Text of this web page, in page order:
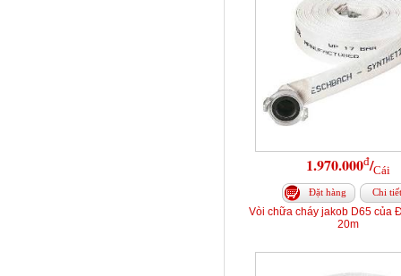
1.970.000đ/Cái
Đặt hàng Chi tiết
Vòi chữa cháy jakob D65 của
20m